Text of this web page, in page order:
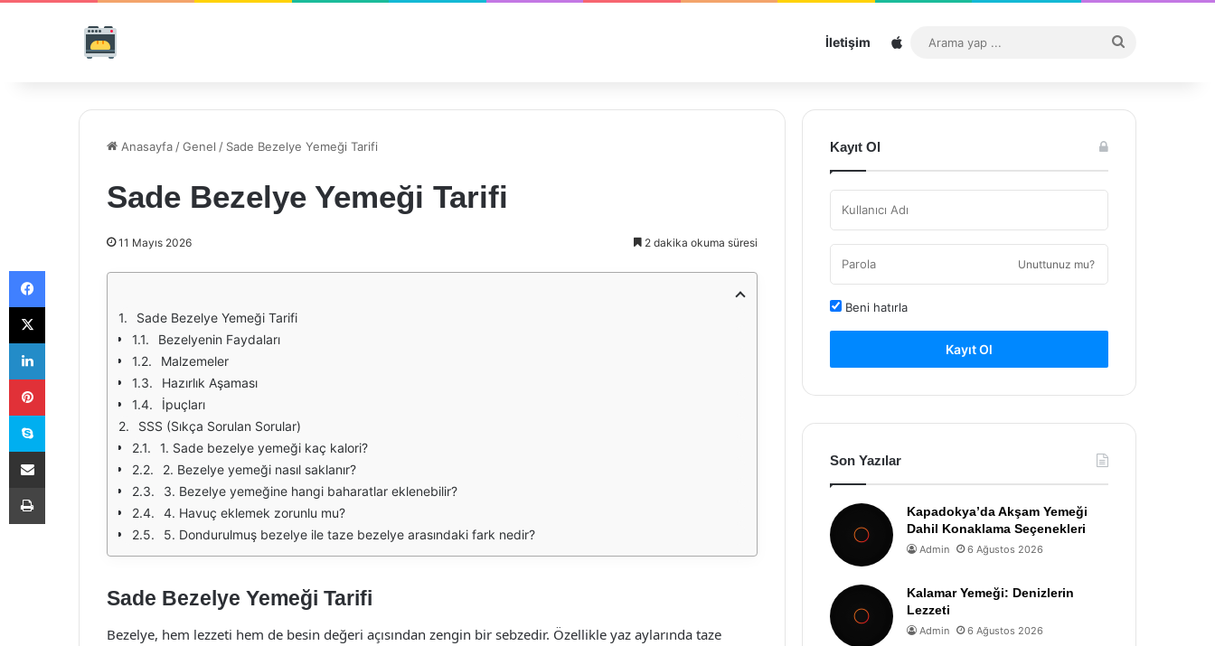
İletişim Sitemap
...
Anasayfa /Genel / Sade Bezelye Yemeği Tarifi
Sade Bezelye Yemeği Tarifi
11 Mayıs 2026 2 dakika okuma süresi
Sade Bezelye Yemeği Tarifi
Bezelyenin Faydaları
Malzemeler
Hazırlık Aşaması
İpuçları
SSS (Sıkça Sorulan Sorular)
1. Sade bezelye yemeği kaç kalori?
2. Bezelye yemeği nasıl saklanır?
3. Bezelye yemeğine hangi baharatlar eklenebilir?
4. Havuç eklemek zorunlu mu?
5. Dondurulmuş bezelye ile taze bezelye arasındaki fark nedir?
Sade Bezelye Yemeği Tarifi
Bezelye, hem lezzeti hem de besin değeri açısından zengin bir sebzedir. Özellikle yaz aylarında taze
Kayıt Ol
Unuttunuz mu?
Beni hatırla
Kayıt Ol
Son Yazılar
Kapadokya’da Akşam Yemeği
Dahil Konaklama Seçenekleri
Admin 6 Ağustos 2026
Kalamar Yemeği: Denizlerin
Lezzeti
Admin 6 Ağustos 2026
Facebook
X
LinkedIn
Pinterest
Skype
E-Posta ile paylaş